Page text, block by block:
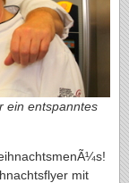
ein entspanntes
mit